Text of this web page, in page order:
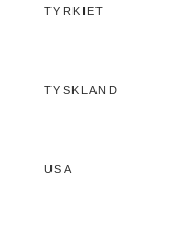
TYRKIET
TYSKLAND
USA